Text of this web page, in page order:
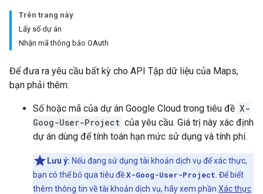
Trên trang này
Lấy số dự án
Nhận mã thông báo OAuth
Để đưa ra yêu cầu bất kỳ cho API Tập dữ liệu của Maps,
bạn phải thêm:
Số hoặc mã của dự án Google Cloud trong tiêu đề X-
Goog-User-Project của yêu cầu. Giá trị này xác định
dự án dùng để tính toán hạn mức sử dụng và tính phí.
Lưu ý: Nếu đang sử dụng tài khoản dịch vụ để xác thực,
bạn có thể bỏ qua tiêu đềX-Goog-User-Project . Để biết
thêm thông tin về tài khoản dịch vụ, hãy xem phần Xác thực